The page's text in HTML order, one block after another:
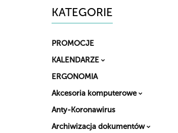
KATEGORIE
PROMOCJE
KALENDARZE
ERGONOMIA
Akcesoria komputerowe
Anty-Koronawirus
Archiwizacja dokumentów